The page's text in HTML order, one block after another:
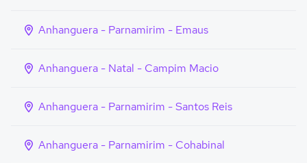
Anhanguera - Parnamirim - Emaus
Anhanguera - Natal - Campim Macio
Anhanguera - Parnamirim - Santos Reis
Anhanguera - Parnamirim - Cohabinal